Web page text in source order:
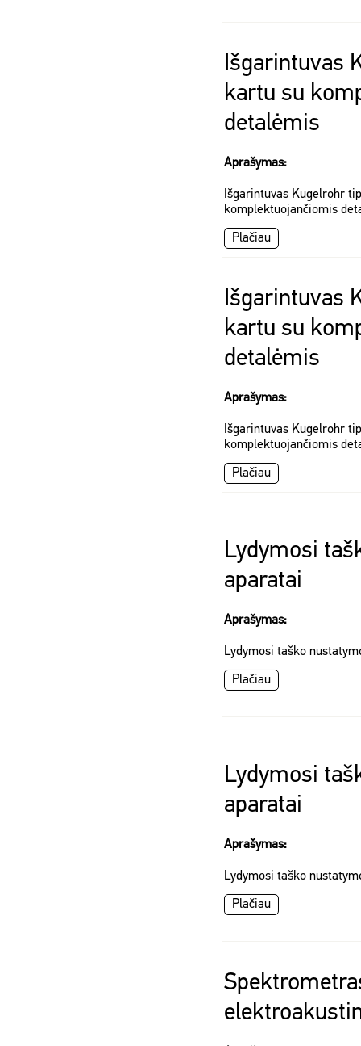
Išgarintuvas
kartu su
detalėmis
Aprašymas:
Išgarintuvas Kugelrohr
komplektuojančiomis
Plačiau
Išgarintuvas
kartu su
detalėmis
Aprašymas:
Išgarintuvas Kugelrohr
komplektuojančiomis
Plačiau
Lydymosi
aparatai
Aprašymas:
Lydymosi taško
Plačiau
Lydymosi
aparatai
Aprašymas:
Lydymosi taško
Plačiau